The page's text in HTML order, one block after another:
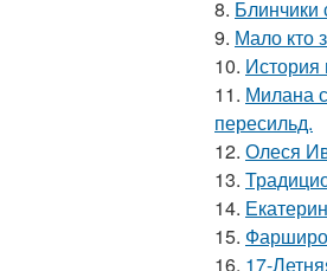
8.
9. Мало кто
10. История
11. Милана
пересильд.
12. Олеся
13.
14.
15.
16. 17-